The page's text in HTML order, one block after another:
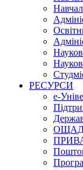
РЕСУРСИ
е-